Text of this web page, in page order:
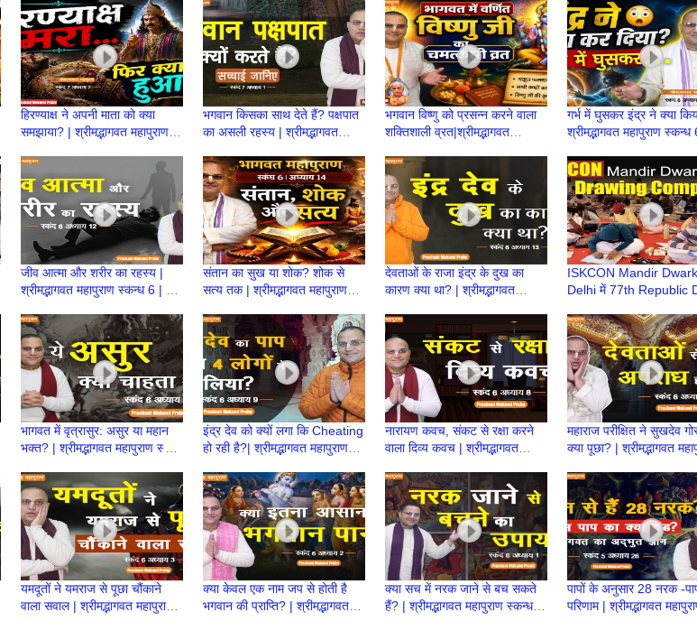
Prabhu
Prabhu
Prabhu
Prabhu
हिरण्याक्ष ने अपनी माता को क्या
समझाया? | श्रीमद्भागवत महापुराण
Prabhu
भगवान किसका साथ देते हैं? पक्षपात
का असली रहस्य | श्रीमद्भागवत
PrashantPrabhu
भगवान विष्णु को प्रसन्न करने वाला
शक्तिशाली व्रत|श्रीमद्भागवत
Prashant Prabhu
गर्भ में घुसकर इंद्र ने क्या
श्रीमद्भागवत महापुराण
Prabhu
जीव आत्मा और शरीर का रहस्य |
श्रीमद्भागवत महापुराण स्कन्ध 6 | BP
Prabhu
संतान का सुख या शोक? शोक से
सत्य तक | श्रीमद्भागवत महापुराण
Prabhu
देवताओं के राजा इंद्र के दुख का
कारण क्या था? | श्रीमद्भागवत
ISKCON Mandir
Delhi में 77th Republic
Proud to be a
भागवत में वृत्रासुर: असुर या महान
भक्त? | श्रीमद्भागवत महापुराण स्कन्ध
Mukund Prabhu
इंद्र देव को क्यों लगा कि Cheating
हो रही है?| श्रीमद्भागवत महापुराण
Mukund Prabhu
नारायण कवच, संकट से रक्षा करने
वाला दिव्य कवच | श्रीमद्भागवत
महाराज परीक्षित ने सुखदेव
क्या पूछा? | श्रीमद्भागवत
यमदूतों ने यमराज से पूछा चौंकाने
वाला सवाल | श्रीमद्भागवत महापुराण
क्या केवल एक नाम जप से होती है
भगवान की प्राप्ति? | श्रीमद्भागवत
क्या सच में नरक जाने से बच सकते
हैं? | श्रीमद्भागवत महापुराण स्कन्ध 6
पापों के अनुसार 28 नरक -
परिणाम | श्रीमद्भागवत